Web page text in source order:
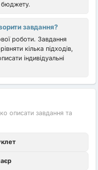
бюджету.
завдання?
роботи. Завдання
кілька підходів,
індивідуальні
описати завдання та